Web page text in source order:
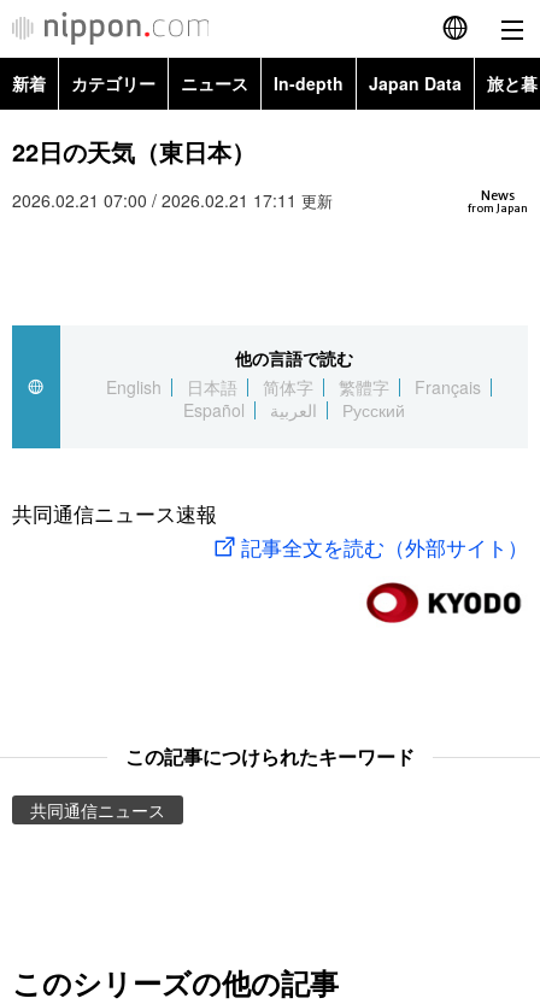
English
العربية
社会
旅と暮らし
東京
新着 カテゴリー ニュース In-depth Japan Data 旅と
政治・外交
経済・ビジネス
社会
文化
科学・技術
暮らし
Images
お知らせ
22日の天気（東日本）
News
from Japan
2026.02.21 07:00 / 2026.02.21 17:11 更新
他の言語で読む
English
日本語 简体字 繁體字
Français
Español
العربية Русский
共同通信ニュース速報
記事全文を読む（外部サイト）
この記事につけられたキーワード
共同通信ニュース
このシリーズの他の記事